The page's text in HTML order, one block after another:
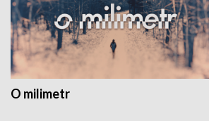
O milimetr